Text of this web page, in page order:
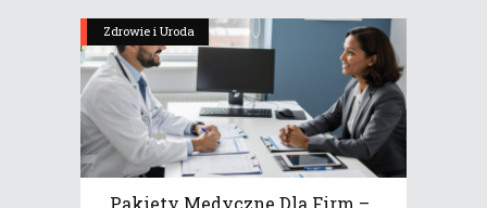
Zdrowie i Uroda
Pakiety Medyczne Dla Firm –